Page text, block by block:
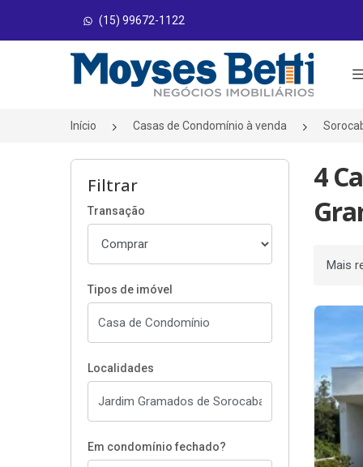
(15) 99672-1122
Página inicial
Início Casas de Condomínio à venda
Filtrar
Transação
Tipos de imóvel
Localidades
Em condomínio fechado?
4